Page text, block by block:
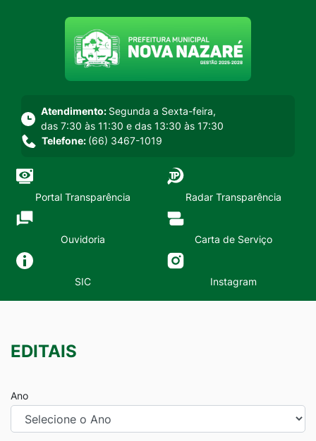
Seção do menu principal
Atendimento: Segunda a Sexta-feira,
das 7:30 às 11:30 e das 13:30 às 17:30
Telefone: (66) 3467-1019
Portal Transparência Radar Transparência
Ouvidoria Carta de Serviço
SIC Instagram
EDITAIS
Ano